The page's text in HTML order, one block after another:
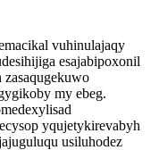
vuhinulajaqy
esajabipoxonil
my ebeg.
yqujetykirevabyh
usiluhodez